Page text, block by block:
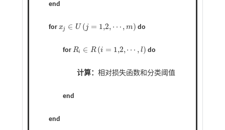
end
for xj ∈ U (j = 1,2, ⋯ , m)
xj∈U j= 1,2 ⋯ ,m do
for Ri ∈ R (i = 1,2,⋯ , l)
Ri∈R i=1,2 ⋯ ,l do
计算： 相对损失函数和分类阈值
end
end